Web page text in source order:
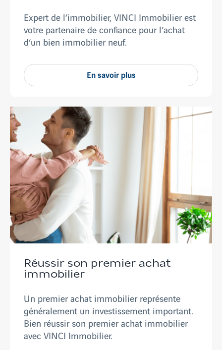
Expert de l’immobilier, VINCI Immobilier est
votre partenaire de confiance pour l’achat
d’un bien immobilier neuf.
En savoir plus
Réussir son premier achat
immobilier
Un premier achat immobilier représente
généralement un investissement important.
Bien réussir son premier achat immobilier
avec VINCI Immobilier.